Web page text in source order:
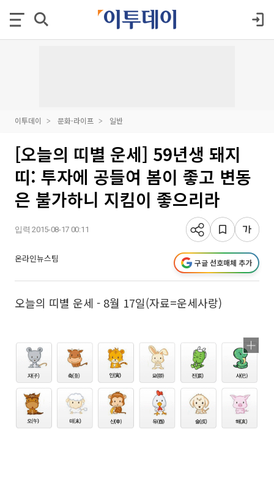
이투데이 문화·라이프 일반
[오늘의 띠별 운세] 59년생 돼지
띠: 투자에 공들여 봄이 좋고 변동
은 불가하니 지킴이 좋으리라
입력 2015-08-17 00:11
온라인뉴스팀 구글 선호매체 추가
오늘의 띠별 운세 - 8월 17일(자료=운세사랑)